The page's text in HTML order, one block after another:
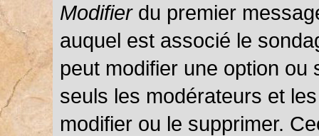
Modifierdu premier
auquel est associé le
peut modifier une option ou
seuls les modérateurs et
modifier ou le supprimer.